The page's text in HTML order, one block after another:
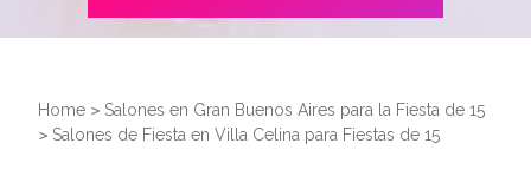
Home > Salones en Gran Buenos Aires para la Fiesta de 15
> Salones de Fiesta en Villa Celina para Fiestas de 15